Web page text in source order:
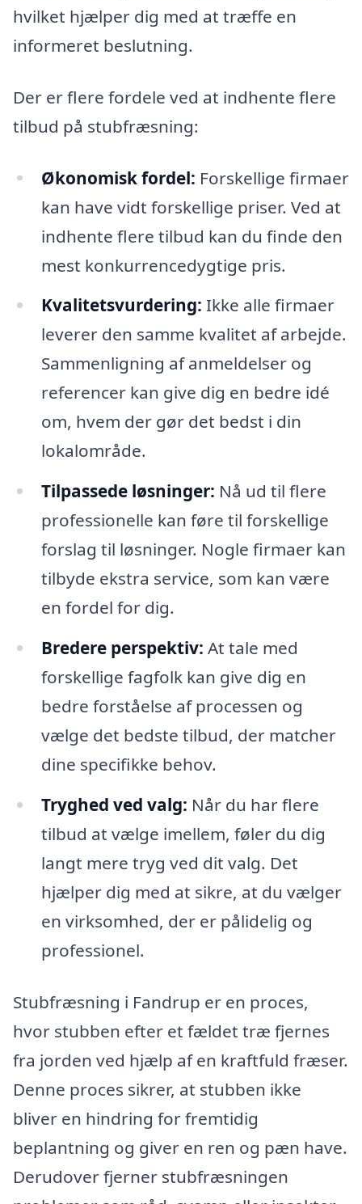
hvilket hjælper dig med at træffe en
informeret beslutning.
Der er flere fordele ved at indhente flere
tilbud på stubfræsning:
Økonomisk fordel: Forskellige firmaer
kan have vidt forskellige priser. Ved at
indhente flere tilbud kan du finde den
mest konkurrencedygtige pris.
Kvalitetsvurdering: Ikke alle firmaer
leverer den samme kvalitet af arbejde.
Sammenligning af anmeldelser og
referencer kan give dig en bedre idé
om, hvem der gør det bedst i din
lokalområde.
Tilpassede løsninger: Nå ud til flere
professionelle kan føre til forskellige
forslag til løsninger. Nogle firmaer kan
tilbyde ekstra service, som kan være
en fordel for dig.
Bredere perspektiv: At tale med
forskellige fagfolk kan give dig en
bedre forståelse af processen og
vælge det bedste tilbud, der matcher
dine specifikke behov.
Tryghed ved valg: Når du har flere
tilbud at vælge imellem, føler du dig
langt mere tryg ved dit valg. Det
hjælper dig med at sikre, at du vælger
en virksomhed, der er pålidelig og
professionel.
Stubfræsning i Fandrup er en proces,
hvor stubben efter et fældet træ fjernes
fra jorden ved hjælp af en kraftfuld fræser.
Denne proces sikrer, at stubben ikke
bliver en hindring for fremtidig
beplantning og giver en ren og pæn have.
Derudover fjerner stubfræsningen